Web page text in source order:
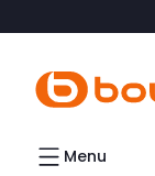
Menu